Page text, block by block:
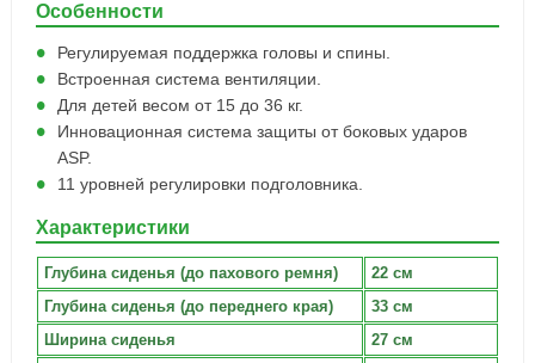
Особенности
Регулируемая поддержка головы и спины.
Встроенная система вентиляции.
Для детей весом от 15 до 36 кг.
Инновационная система защиты от боковых ударов
ASP.
11 уровней регулировки подголовника.
Характеристики
Глубина сиденья (до пахового ремня)
22 см
Глубина сиденья (до переднего края)
33 см
Ширина сиденья
27 см